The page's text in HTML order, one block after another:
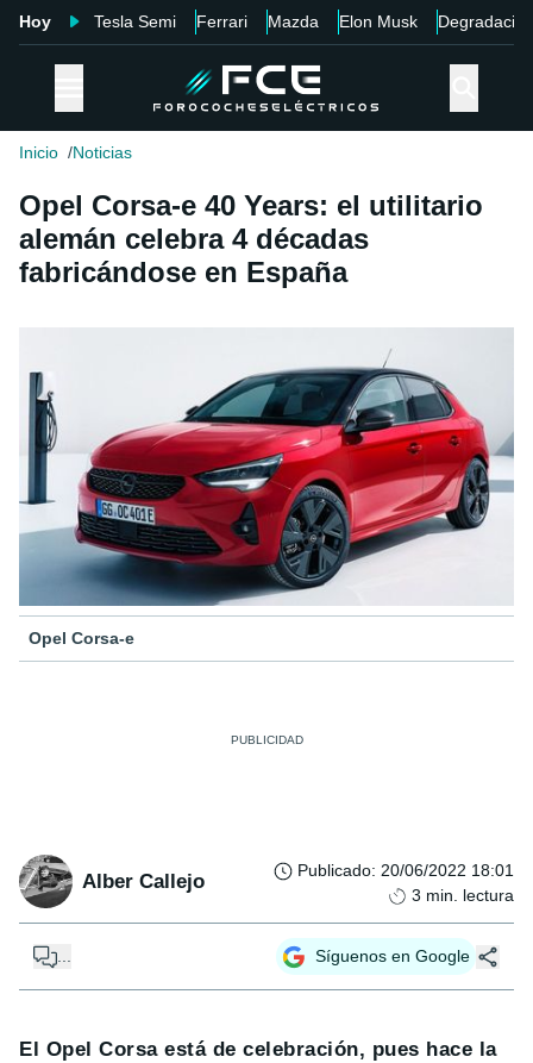
Hoy Tesla Semi Ferrari Mazda Elon Musk Degradación
Inicio Noticias
Opel Corsa-e 40 Years: el utilitario
alemán celebra 4 décadas
fabricándose en España
Opel Corsa-e
Alber Callejo Publicado: 20/06/2022 18:01
3 min. lectura
... Síguenos en Google
El Opel Corsa está de celebración, pues hace la